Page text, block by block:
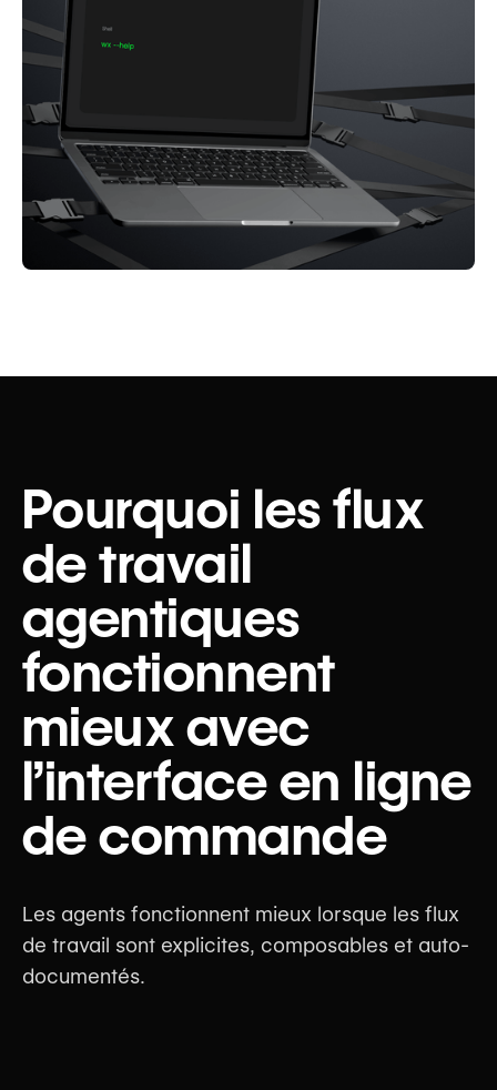
Pourquoi les flux
de travail
agentiques
fonctionnent
mieux avec
l’interface en ligne
de commande
Les agents fonctionnent mieux lorsque les flux
de travail sont explicites, composables et auto-
documentés.